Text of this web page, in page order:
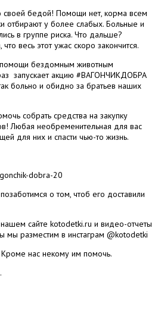
своей бедой! Помощи нет, корма всем
отбирают у более слабых. Больные и
в группе риска. Что дальше?
что весь этот ужас скоро закончится.
бездомным животным
запускает акцию #ВАГОНЧИКДОБРА
больно и обидно за братьев наших
собрать средства на закупку
Любая необременительная для вас
для них и спасти чью-то жизнь.
dobra-20
о том, чтоб его доставили
сайте kotodetki.ru и видео-отчеты
мы разместим в инстаграм @kotodetki
нас некому им помочь.